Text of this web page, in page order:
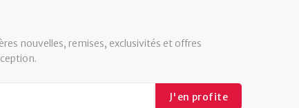
nouvelles, remises, exclusivités et offres
J'en profite